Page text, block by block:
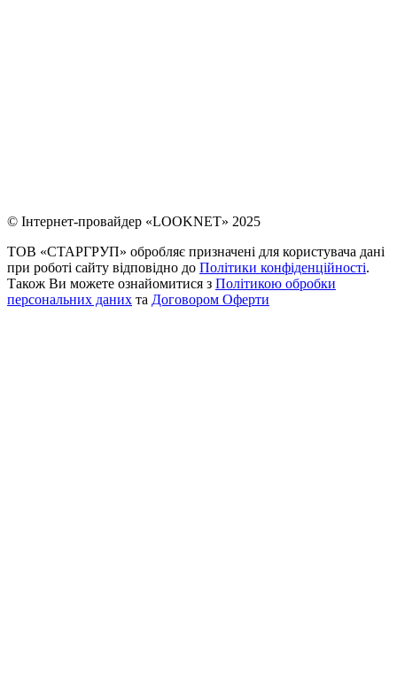
© Інтернет-провайдер «LOOKNET» 2025
ТОВ «СТАРГРУП» обробляє призначені для користувача дані
при роботі сайту відповідно до Політики конфіденційності.
Також Ви можете ознайомитися з Політикою обробки
персональних даних та Договором Оферти